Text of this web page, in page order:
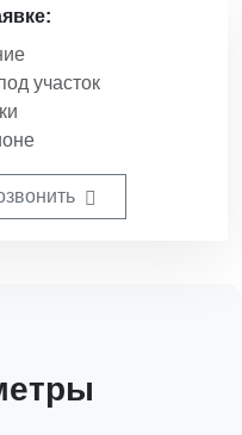
участок